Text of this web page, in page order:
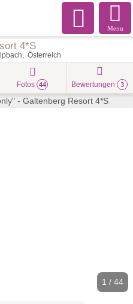
Menu
4*S
Österreich
Fotos 44 Bewertungen 3
1 / 44